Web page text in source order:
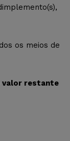
os meios de
valor restante